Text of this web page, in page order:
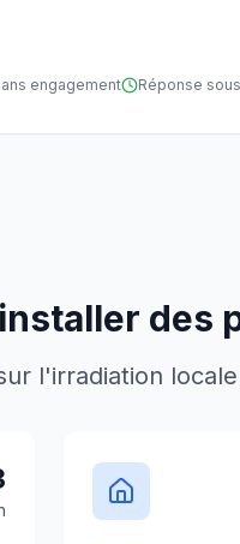
engagement Réponse
des
l'irradiation